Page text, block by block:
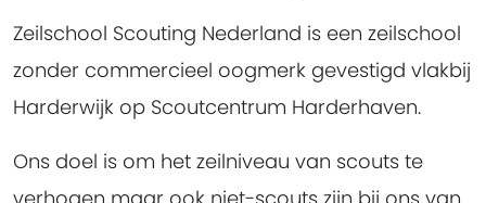
Zeilschool Scouting Nederland is een zeilschool
zonder commercieel oogmerk gevestigd vlakbij
Harderwijk op Scoutcentrum Harderhaven.
Ons doel is om het zeilniveau van scouts te